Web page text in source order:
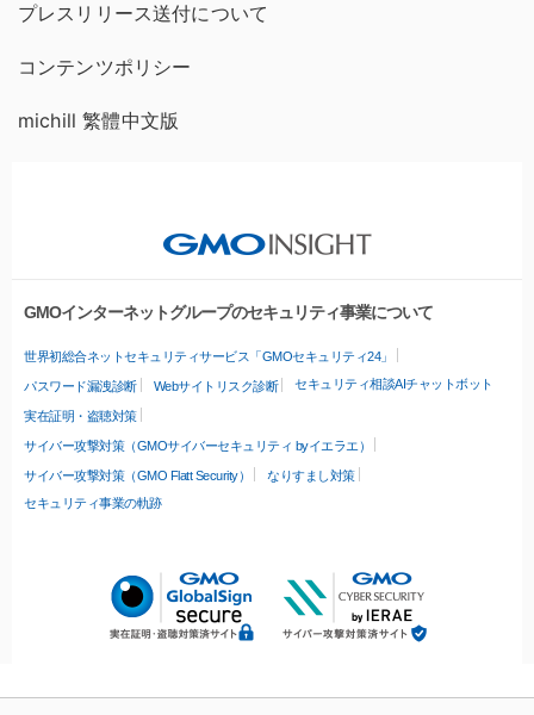
プレスリリース送付について
コンテンツポリシー
michill 繁體中文版
GMOインターネットグループのセキュリティ事業について
世界初総合ネットセキュリティサービス「GMOセキュリティ24」
パスワード漏洩診断 Webサイトリスク診断 セキュリティ相談AIチャットボット
実在証明・盗聴対策
サイバー攻撃対策（GMOサイバーセキュリティ byイエラエ）
サイバー攻撃対策（GMO Flatt Security）
なりすまし対策
セキュリティ事業の軌跡